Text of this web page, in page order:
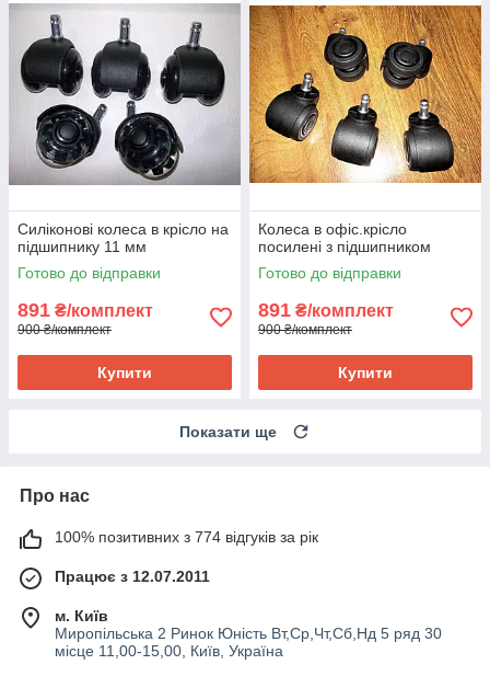
Силіконові колеса в крісло на
підшипнику 11 мм
Готово до відправки
891 ₴/комплект
900 ₴/комплект
Купити
Колеса в офіс.крісло
посилені з підшипником
Готово до відправки
891 ₴/комплект
900 ₴/комплект
Купити
Показати ще
Про нас
100% позитивних з 774 відгуків за рік
Працює з 12.07.2011
м. Київ
Миропільська 2 Ринок Юність Вт,Ср,Чт,Сб,Нд 5 ряд 30
місце 11,00-15,00, Київ, Україна